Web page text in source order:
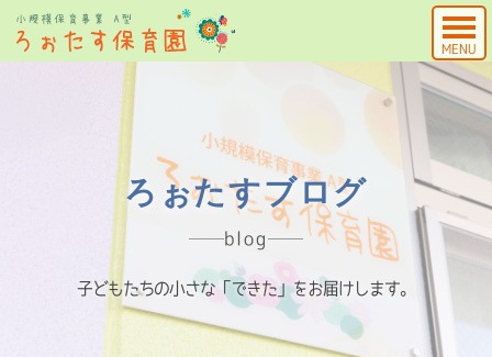
MENU
ろぉたすブログ
blog
子どもたちの小さな「できた」をお届けします。